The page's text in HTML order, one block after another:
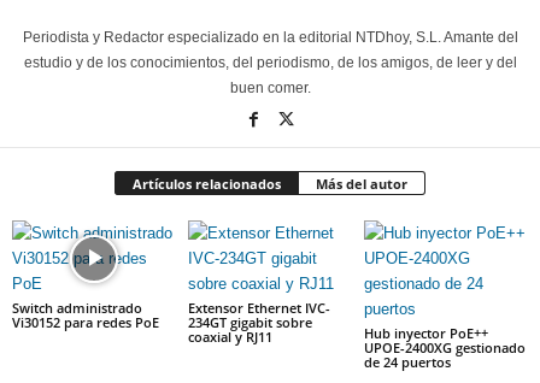
Periodista y Redactor especializado en la editorial NTDhoy, S.L. Amante del
estudio y de los conocimientos, del periodismo, de los amigos, de leer y del
buen comer.
Artículos relacionados Más del autor
Switch administrado
Vi30152 para redes PoE
Extensor Ethernet IVC-
234GT gigabit sobre
coaxial y RJ11
Hub inyector PoE++
UPOE-2400XG gestionado
de 24 puertos